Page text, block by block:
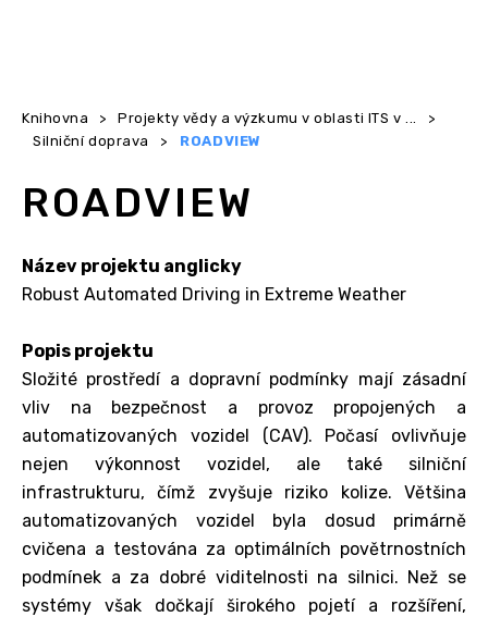
Knihovna > Projekty vědy a výzkumu v oblasti ITS v ...
>
Silniční doprava
> ROADVIEW
ROADVIEW
Název projektu anglicky
Robust Automated Driving in Extreme Weather
Popis projektu
Složité prostředí a dopravní podmínky mají zásadní
vliv na bezpečnost a provoz propojených a
automatizovaných vozidel (CAV). Počasí ovlivňuje
nejen výkonnost vozidel, ale také silniční
infrastrukturu, čímž zvyšuje riziko kolize. Většina
automatizovaných vozidel byla dosud primárně
cvičena a testována za optimálních povětrnostních
podmínek a za dobré viditelnosti na silnici. Než se
systémy však dočkají širokého pojetí a rozšíření,